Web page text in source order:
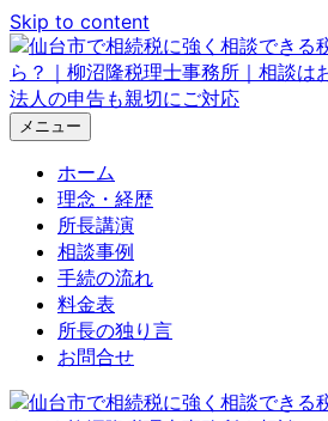
Skip to content
メニュー
ホーム
理念・経歴
所長講演
相談事例
手続の流れ
料金表
所長の独り言
お問合せ